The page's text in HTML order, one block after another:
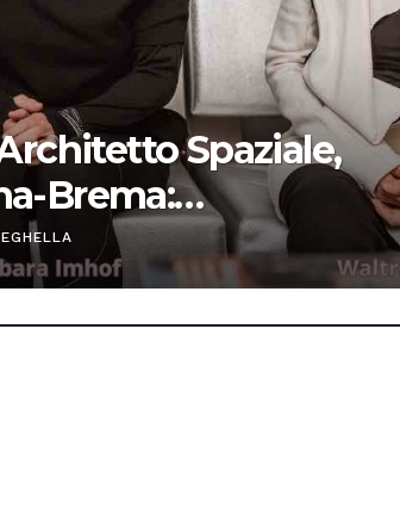
Spaziale,
Brema:
per lo Spazio”